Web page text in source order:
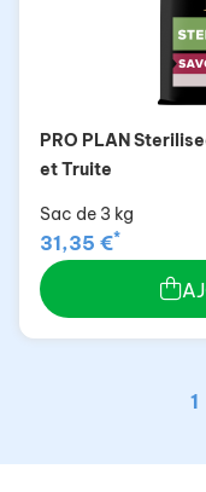
PRO PLAN
et Truite
Sac de 3 kg
31,35 €*
1